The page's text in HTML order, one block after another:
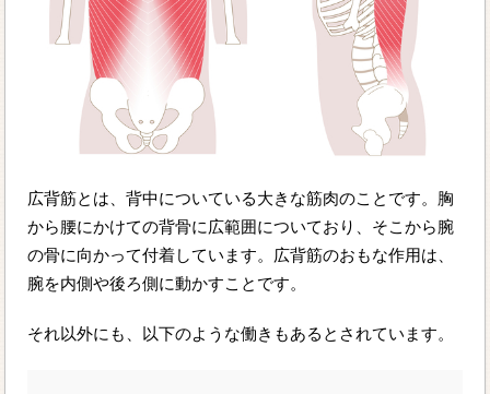
広背筋とは、背中についている大きな筋肉のことです。胸
から腰にかけての背骨に広範囲についており、そこから腕
の骨に向かって付着しています。広背筋のおもな作用は、
腕を内側や後ろ側に動かすことです。
それ以外にも、以下のような働きもあるとされています。